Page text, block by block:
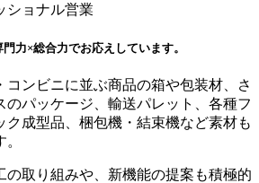
門力×総合力でお応えしています。
コンビニに並ぶ商品の箱や包装材、さ
のパッケージ、輸送パレット、各種フ
ク成型品、梱包機・結束機など素材も
の取り組みや、新機能の提案も積極的